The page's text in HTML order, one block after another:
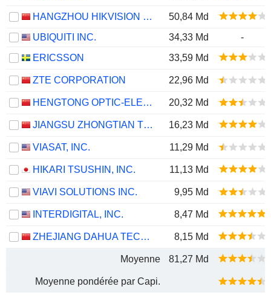
HANGZHOU HIKVISION DIGITAL TECHNOLOGY CO., LTD.
50,84 Md
UBIQUITI INC.
34,33 Md
-
ERICSSON
33,59 Md
ZTE CORPORATION 22,96 Md
HENGTONG OPTIC-ELECTRIC CO., LTD. 20,32 Md
JIANGSU ZHONGTIAN TECHNOLOGY CO., LTD. 16,23 Md
VIASAT, INC. 11,29 Md
HIKARI TSUSHIN, INC. 11,13 Md
VIAVI SOLUTIONS INC. 9,95 Md
INTERDIGITAL, INC. 8,47 Md
ZHEJIANG DAHUA TECHNOLOGY CO., LTD. 8,15 Md
Moyenne 81,27 Md
Moyenne pondérée par Capi.